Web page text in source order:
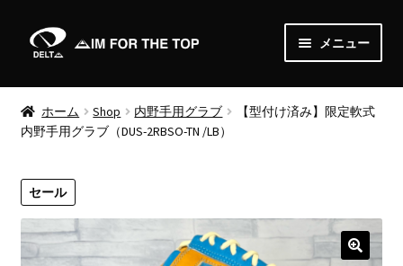
ナ
ビ
シ
へ
キ
ッ
コ
ン
ツ
キ
プ
メニュー
Home
About
News
Shop
ホーム Shop 内野手用グラブ
【型付け済み】限定軟式
内野手用グラブ（DUS-2RBSO-TN /LB）
セール